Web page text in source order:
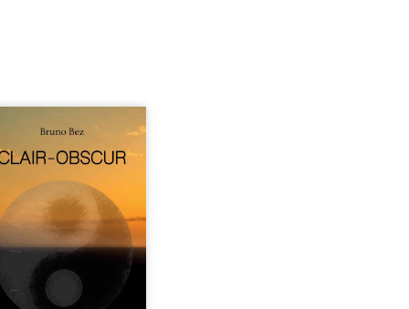
en alexandrins, Clair-
aborde la spiritualité,
humaines, la
d’expériences
Entre clarté et
les poèmes
les observations et
façonnés au fil
vie. Ils portent un regard
sur l’existence et le
contemporain, invitant